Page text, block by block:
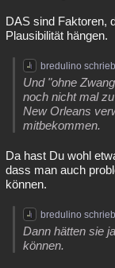
DAS sind Faktoren,
Plausibilität hängen.
bredulino
Und "ohne
noch nicht mal
New Orleans
mitbekommen.
Da hast Du wohl
dass man auch
können.
bredulino
Dann hätten sie
können.